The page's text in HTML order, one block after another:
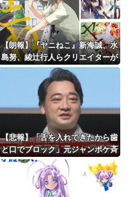
Powered by livedoor 相互RSS
【朗報】『ヤニねこ』新海誠、水
島努、綾辻行人らクリエイターが
絶賛ｗｗｗｗｗｗｗｗｗ
【悲報】「舌を入れてきたから歯
と口でブロック」元ジャンポケ斉
藤の不同意性交公判